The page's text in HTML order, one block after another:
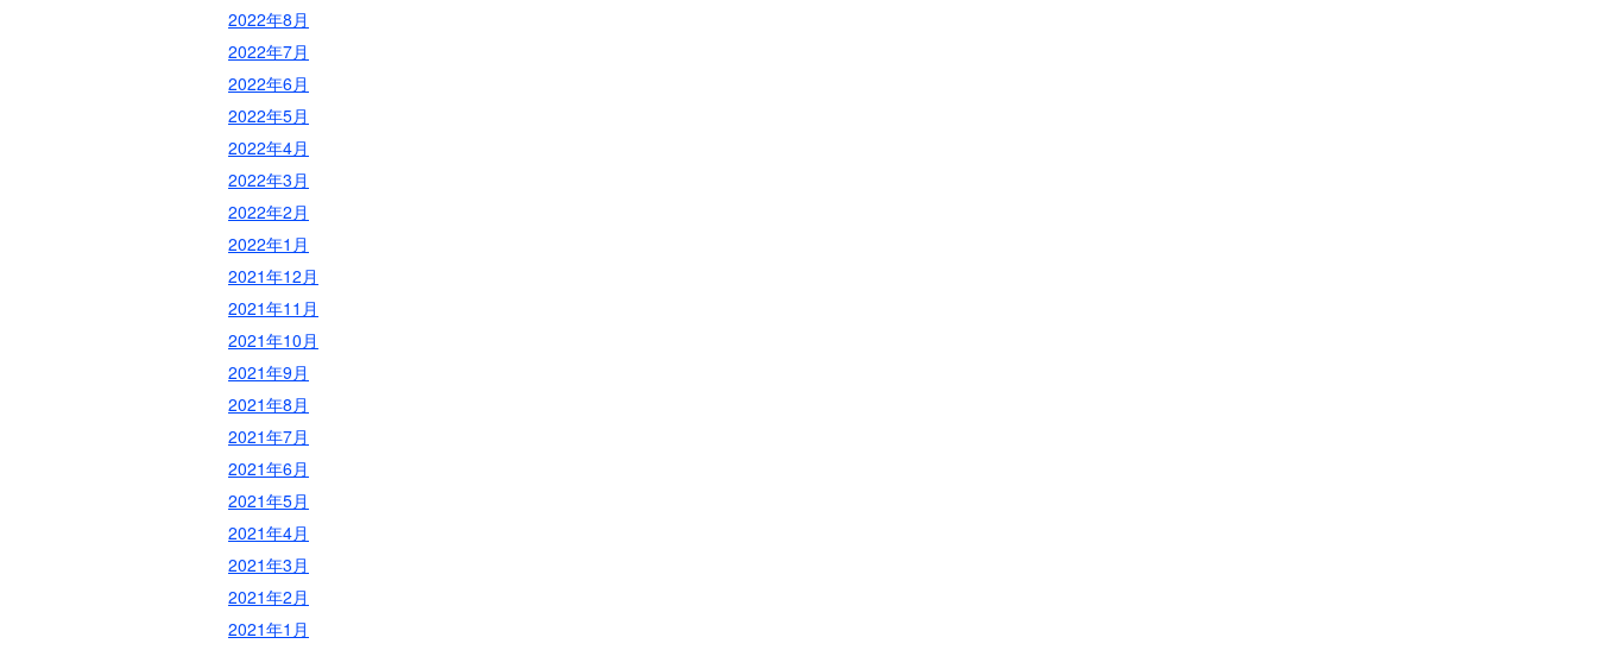
2022年8月
2022年7月
2022年6月
2022年5月
2022年4月
2022年3月
2022年2月
2022年1月
2021年12月
2021年11月
2021年10月
2021年9月
2021年8月
2021年7月
2021年6月
2021年5月
2021年4月
2021年3月
2021年2月
2021年1月